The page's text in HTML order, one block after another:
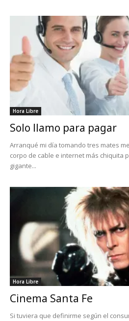
Hora Libre
Solo llamo para pagar
Arranqué mi día tomando tres mates
corpo de cable e internet más chiquita
gigante...
Hora Libre
Cinema Santa Fe
Si tuviera que definirme según el